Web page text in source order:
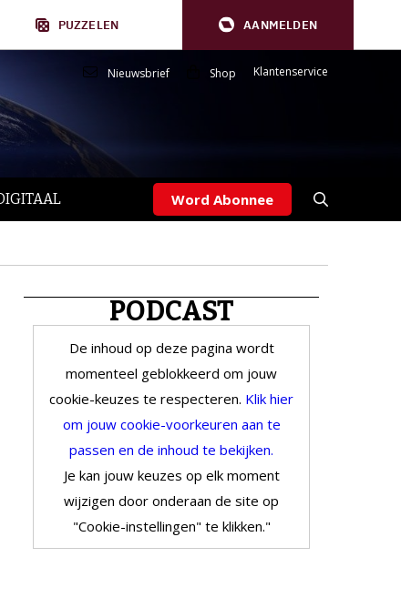
PUZZELEN AANMELDEN
Nieuwsbrief Shop Klantenservice
Word Abonnee
PODCAST
De inhoud op deze pagina wordt
momenteel geblokkeerd om jouw
cookie-keuzes te respecteren. Klik hier
om jouw cookie-voorkeuren aan te
passen en de inhoud te bekijken.
Je kan jouw keuzes op elk moment
wijzigen door onderaan de site op
"Cookie-instellingen" te klikken."